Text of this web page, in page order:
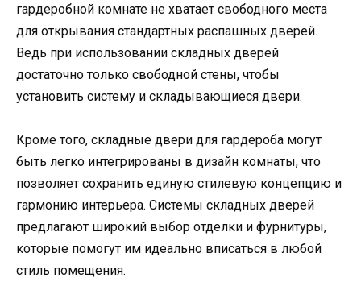
гардеробной комнате не хватает свободного места
для открывания стандартных распашных дверей.
Ведь при использовании складных дверей
достаточно только свободной стены, чтобы
установить систему и складывающиеся двери.
Кроме того, складные двери для гардероба могут
быть легко интегрированы в дизайн комнаты, что
позволяет сохранить единую стилевую концепцию и
гармонию интерьера. Системы складных дверей
предлагают широкий выбор отделки и фурнитуры,
которые помогут им идеально вписаться в любой
стиль помещения.